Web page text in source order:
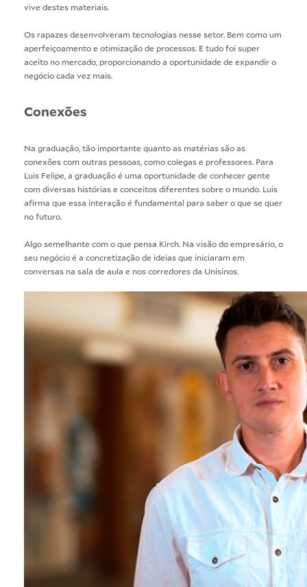
vive destes materiais.
Os rapazes desenvolveram tecnologias nesse setor. Bem como um
aperfeiçoamento e otimização de processos. E tudo foi super
aceito no mercado, proporcionando a oportunidade de expandir o
negócio cada vez mais.
Conexões
Na graduação, tão importante quanto as matérias são as
conexões com outras pessoas, como colegas e professores. Para
Luis Felipe, a graduação é uma oportunidade de conhecer gente
com diversas histórias e conceitos diferentes sobre o mundo. Luis
afirma que essa interação é fundamental para saber o que se quer
no futuro.
Algo semelhante com o que pensa Kirch. Na visão do empresário, o
seu negócio é a concretização de ideias que iniciaram em
conversas na sala de aula e nos corredores da Unisinos.